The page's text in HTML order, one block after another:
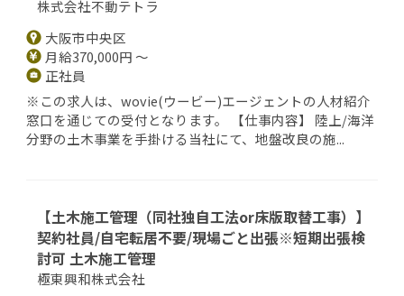
株式会社不動テトラ
大阪市中央区
月給370,000円 ～
正社員
※この求人は、wovie(ウービー)エージェントの人材紹介
窓口を通じての受付となります。 【仕事内容】 陸上/海洋
分野の土木事業を手掛ける当社にて、地盤改良の施...
【土木施工管理（同社独自工法or床版取替工事）】
契約社員/自宅転居不要/現場ごと出張※短期出張検
討可 土木施工管理
極東興和株式会社